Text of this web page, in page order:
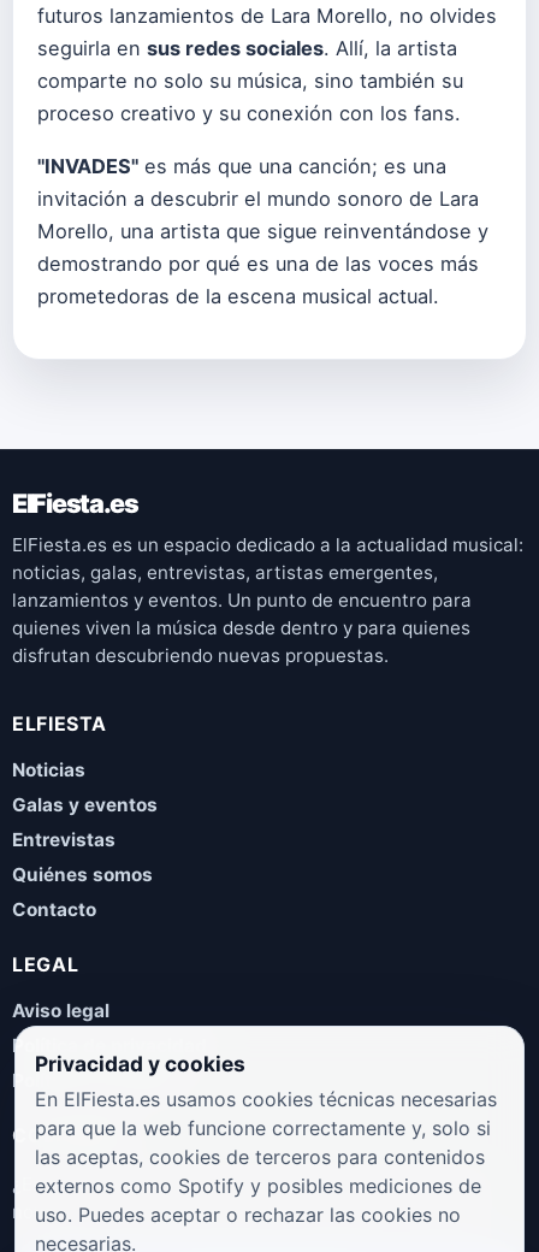
futuros lanzamientos de Lara Morello, no olvides
seguirla en sus redes sociales. Allí, la artista
comparte no solo su música, sino también su
proceso creativo y su conexión con los fans.
"INVADES" es más que una canción; es una
invitación a descubrir el mundo sonoro de Lara
Morello, una artista que sigue reinventándose y
demostrando por qué es una de las voces más
prometedoras de la escena musical actual.
ElFiesta.es
ElFiesta.es es un espacio dedicado a la actualidad musical:
noticias, galas, entrevistas, artistas emergentes,
lanzamientos y eventos. Un punto de encuentro para
quienes viven la música desde dentro y para quienes
disfrutan descubriendo nuevas propuestas.
ELFIESTA
Noticias
Galas y eventos
Entrevistas
Quiénes somos
Contacto
LEGAL
Aviso legal
Política de privacidad
Política de cookies
COLABORA
¿Eres artista, manager, sello o promotor? Envíanos tus
novedades, galas, entrevistas o propuestas musicales.
Privacidad y cookies
En ElFiesta.es usamos cookies técnicas necesarias
para que la web funcione correctamente y, solo si
las aceptas, cookies de terceros para contenidos
externos como Spotify y posibles mediciones de
uso. Puedes aceptar o rechazar las cookies no
necesarias.